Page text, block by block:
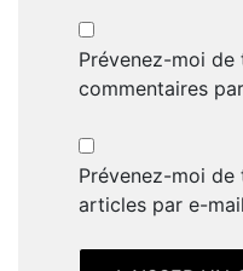
Prévenez-moi de
commentaires
Prévenez-moi de
articles par e-